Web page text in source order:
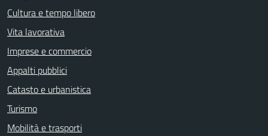
Cultura e tempo libero
Vita lavorativa
Imprese e commercio
Appalti pubblici
Catasto e urbanistica
Turismo
Mobilità e trasporti